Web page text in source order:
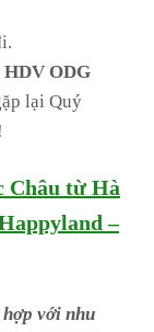
HDV ODG
lại Quý
Châu từ Hà
–
với nhu